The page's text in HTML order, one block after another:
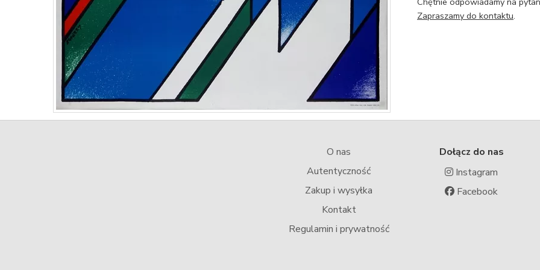
Zapraszamy do kontaktu.
O nas
Autentyczność
Zakup i wysyłka
Kontakt
Regulamin i prywatność
Dołącz do nas
Instagram
Facebook